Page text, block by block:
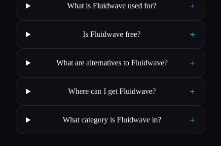
What is Fluidwave used for? +
Is Fluidwave free? +
What are alternatives to Fluidwave? +
Where can I get Fluidwave? +
What category is Fluidwave in? +